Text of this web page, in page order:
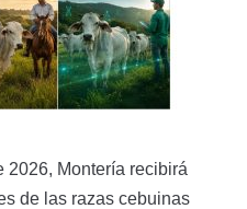
2026, Montería recibirá
de las razas cebuinas